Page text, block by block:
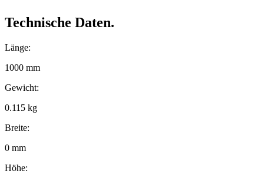
Technische Daten.
Länge:
1000 mm
Gewicht:
0.115 kg
Breite:
0 mm
Höhe: